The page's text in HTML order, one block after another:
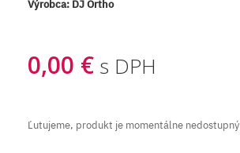
Výrobca: DJ Ortho
0,00 € s DPH
Ľutujeme, produkt je momentálne nedostupný